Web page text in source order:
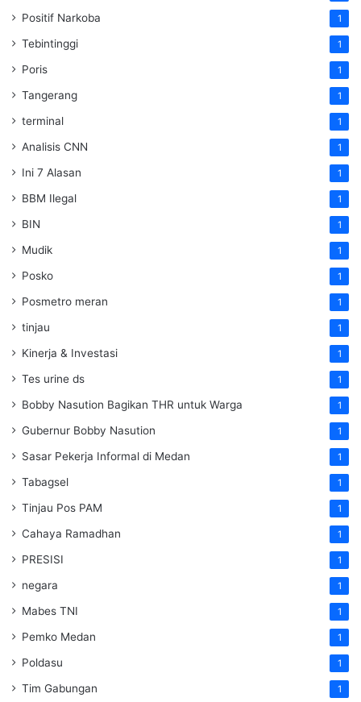
Positif Narkoba 1
Tebintinggi 1
Poris 1
Tangerang 1
terminal 1
Analisis CNN 1
Ini 7 Alasan 1
BBM Ilegal 1
BIN 1
Mudik 1
Posko 1
Posmetro meran 1
tinjau 1
Kinerja & Investasi 1
Tes urine ds 1
Bobby Nasution Bagikan THR untuk Warga 1
Gubernur Bobby Nasution 1
Sasar Pekerja Informal di Medan 1
Tabagsel 1
Tinjau Pos PAM 1
Cahaya Ramadhan 1
PRESISI 1
negara 1
Mabes TNI 1
Pemko Medan 1
Poldasu 1
Tim Gabungan 1